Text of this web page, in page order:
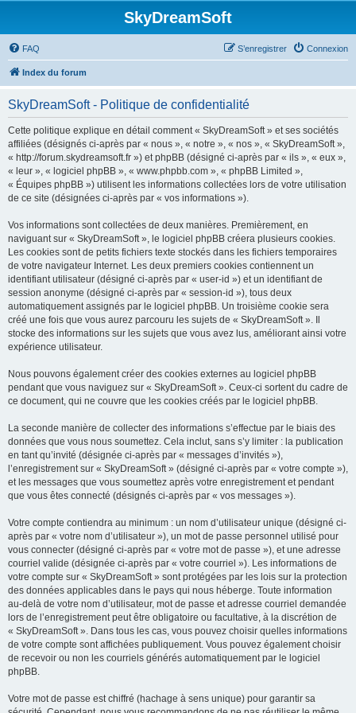
SkyDreamSoft
FAQ Connexion
S’enregistrer
Index du forum
SkyDreamSoft - Politique de confidentialité
Cette politique explique en détail comment « SkyDreamSoft » et ses sociétés
affiliées (désignés ci-après par « nous », « notre », « nos », « SkyDreamSoft »,
« http://forum.skydreamsoft.fr ») et phpBB (désigné ci-après par « ils », « eux »,
« leur », « logiciel phpBB », « www.phpbb.com », « phpBB Limited »,
« Équipes phpBB ») utilisent les informations collectées lors de votre utilisation
de ce site (désignées ci-après par « vos informations »).
Vos informations sont collectées de deux manières. Premièrement, en
naviguant sur « SkyDreamSoft », le logiciel phpBB créera plusieurs cookies.
Les cookies sont de petits fichiers texte stockés dans les fichiers temporaires
de votre navigateur Internet. Les deux premiers cookies contiennent un
identifiant utilisateur (désigné ci-après par « user-id ») et un identifiant de
session anonyme (désigné ci-après par « session-id »), tous deux
automatiquement assignés par le logiciel phpBB. Un troisième cookie sera
créé une fois que vous aurez parcouru les sujets de « SkyDreamSoft ». Il
stocke des informations sur les sujets que vous avez lus, améliorant ainsi votre
expérience utilisateur.
Nous pouvons également créer des cookies externes au logiciel phpBB
pendant que vous naviguez sur « SkyDreamSoft ». Ceux-ci sortent du cadre de
ce document, qui ne couvre que les cookies créés par le logiciel phpBB.
La seconde manière de collecter des informations s’effectue par le biais des
données que vous nous soumettez. Cela inclut, sans s’y limiter : la publication
en tant qu’invité (désignée ci-après par « messages d’invités »),
l’enregistrement sur « SkyDreamSoft » (désigné ci-après par « votre compte »),
et les messages que vous soumettez après votre enregistrement et pendant
que vous êtes connecté (désignés ci-après par « vos messages »).
Votre compte contiendra au minimum : un nom d’utilisateur unique (désigné ci-
après par « votre nom d’utilisateur »), un mot de passe personnel utilisé pour
vous connecter (désigné ci-après par « votre mot de passe »), et une adresse
courriel valide (désignée ci-après par « votre courriel »). Les informations de
votre compte sur « SkyDreamSoft » sont protégées par les lois sur la protection
des données applicables dans le pays qui nous héberge. Toute information
au-delà de votre nom d’utilisateur, mot de passe et adresse courriel demandée
lors de l’enregistrement peut être obligatoire ou facultative, à la discrétion de
« SkyDreamSoft ». Dans tous les cas, vous pouvez choisir quelles informations
de votre compte sont affichées publiquement. Vous pouvez également choisir
de recevoir ou non les courriels générés automatiquement par le logiciel
phpBB.
Votre mot de passe est chiffré (hachage à sens unique) pour garantir sa